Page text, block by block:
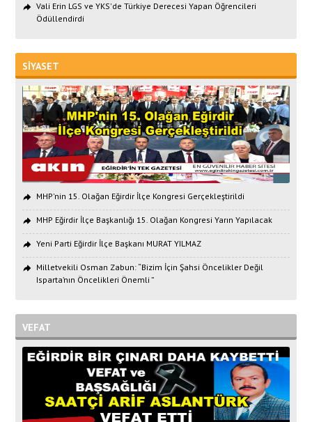
Vali Erin LGS ve YKS'de Türkiye Derecesi Yapan Öğrencileri
Ödüllendirdi
SİYASET
MHP'nin 15. Olağan Eğirdir İlçe Kongresi Gerçekleştirildi
MHP Eğirdir İlçe Başkanlığı 15. Olağan Kongresi Yarın Yapılacak
Yeni Parti Eğirdir İlçe Başkanı MURAT YILMAZ
Milletvekili Osman Zabun: “Bizim İçin Şahsi Öncelikler Değil
Isparta’nın Öncelikleri Önemli ”
VEFAT